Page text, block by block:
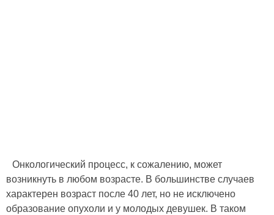
Онкологический процесс, к сожалению, может
возникнуть в любом возрасте. В большинстве случаев
характерен возраст после 40 лет, но не исключено
образование опухоли и у молодых девушек. В таком